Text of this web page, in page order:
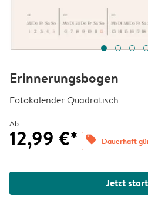
Erinnerungsbogen
Fotokalender Quadratisch
Ab
12,99 €* offers Dauerhaft
Jetzt